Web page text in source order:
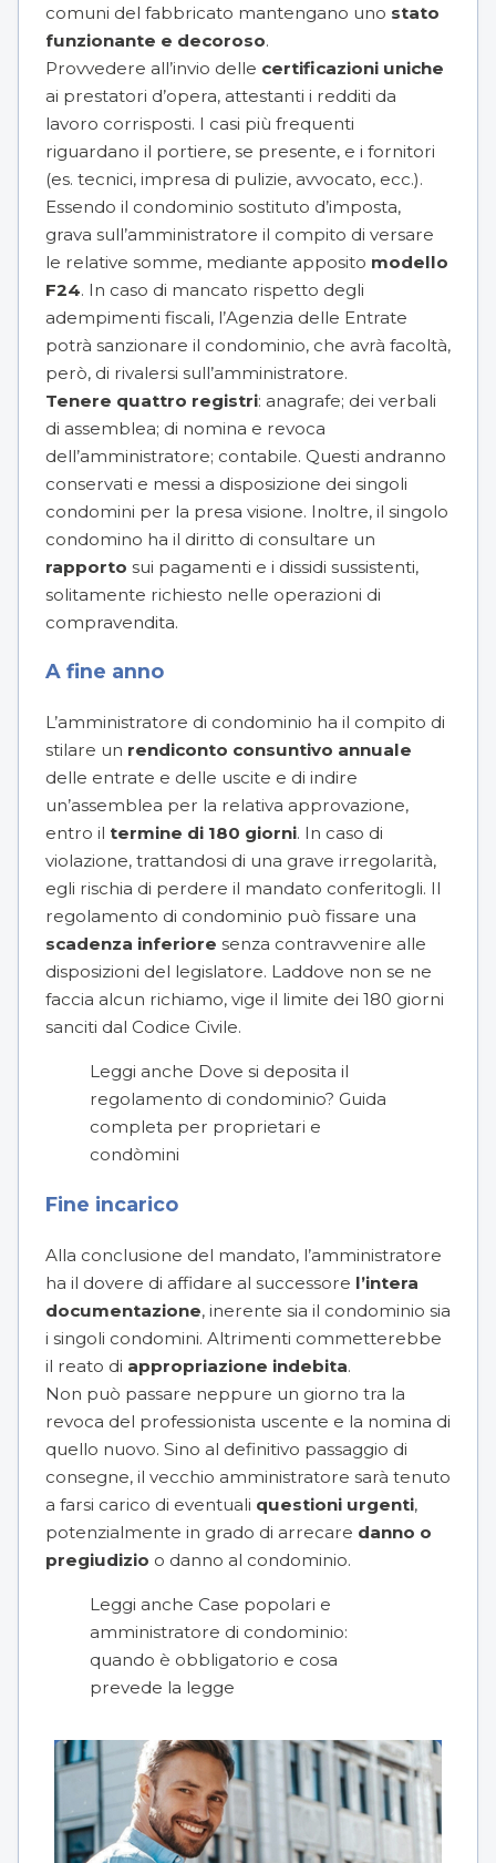
comuni del fabbricato mantengano uno stato
funzionante e decoroso.
Provvedere all’invio delle certificazioni uniche
ai prestatori d’opera, attestanti i redditi da
lavoro corrisposti. I casi più frequenti
riguardano il portiere, se presente, e i fornitori
(es. tecnici, impresa di pulizie, avvocato, ecc.).
Essendo il condominio sostituto d’imposta,
grava sull’amministratore il compito di versare
le relative somme, mediante apposito modello
F24. In caso di mancato rispetto degli
adempimenti fiscali, l’Agenzia delle Entrate
potrà sanzionare il condominio, che avrà facoltà,
però, di rivalersi sull’amministratore.
Tenere quattro registri: anagrafe; dei verbali
di assemblea; di nomina e revoca
dell’amministratore; contabile. Questi andranno
conservati e messi a disposizione dei singoli
condomini per la presa visione. Inoltre, il singolo
condomino ha il diritto di consultare un
rapporto sui pagamenti e i dissidi sussistenti,
solitamente richiesto nelle operazioni di
compravendita.
A fine anno
L’amministratore di condominio ha il compito di
stilare un rendiconto consuntivo annuale
delle entrate e delle uscite e di indire
un’assemblea per la relativa approvazione,
entro il termine di 180 giorni. In caso di
violazione, trattandosi di una grave irregolarità,
egli rischia di perdere il mandato conferitogli. Il
regolamento di condominio può fissare una
scadenza inferiore senza contravvenire alle
disposizioni del legislatore. Laddove non se ne
faccia alcun richiamo, vige il limite dei 180 giorni
sanciti dal Codice Civile.
Leggi anche Dove si deposita il
regolamento di condominio? Guida
completa per proprietari e
condòmini
Fine incarico
Alla conclusione del mandato, l’amministratore
ha il dovere di affidare al successore l’intera
documentazione, inerente sia il condominio sia
i singoli condomini. Altrimenti commetterebbe
il reato di appropriazione indebita.
Non può passare neppure un giorno tra la
revoca del professionista uscente e la nomina di
quello nuovo. Sino al definitivo passaggio di
consegne, il vecchio amministratore sarà tenuto
a farsi carico di eventuali questioni urgenti,
potenzialmente in grado di arrecare danno o
pregiudizio o danno al condominio.
Leggi anche Case popolari e
amministratore di condominio:
quando è obbligatorio e cosa
prevede la legge